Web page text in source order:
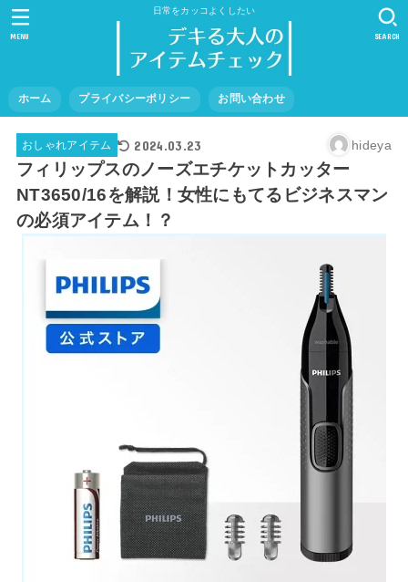
日常をカッコよくしたい
ホーム プライバシーポリシー お問い合わせ
SEARCH
MENU
おしゃれアイテム 2024.03.23 hideya
フィリップスのノーズエチケットカッター
NT3650/16を解説！女性にもてるビジネスマン
の必須アイテム！？